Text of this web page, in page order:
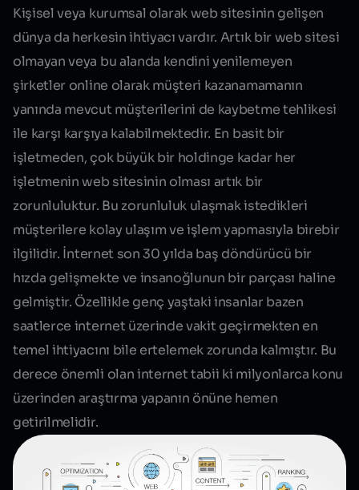
Kişisel veya kurumsal olarak web sitesinin gelişen
dünya da herkesin ihtiyacı vardır. Artık bir web sitesi
olmayan veya bu alanda kendini yenilemeyen
şirketler online olarak müşteri kazanamamanın
yanında mevcut müşterilerini de kaybetme tehlikesi
ile karşı karşıya kalabilmektedir. En basit bir
işletmeden, çok büyük bir holdinge kadar her
işletmenin web sitesinin olması artık bir
zorunluluktur. Bu zorunluluk ulaşmak istedikleri
müşterilere kolay ulaşım ve işlem yapmasıyla birebir
ilgilidir. İnternet son 30 yılda baş döndürücü bir
hızda gelişmekte ve insanoğlunun bir parçası haline
gelmiştir. Özellikle genç yaştaki insanlar bazen
saatlerce internet üzerinde vakit geçirmekten en
temel ihtiyacını bile ertelemek zorunda kalmıştır. Bu
derece önemli olan internet tabii ki milyonlarca konu
üzerinden araştırma yapanın önüne hemen
getirilmelidir.